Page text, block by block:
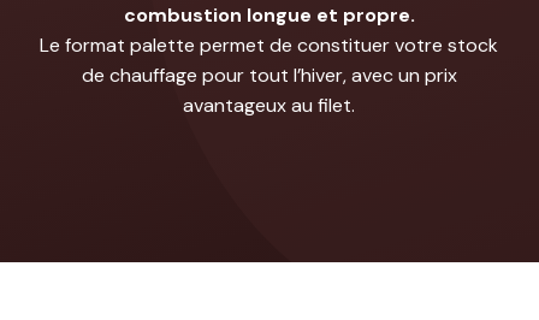
combustion longue et propre.
Le format palette permet de constituer votre stock
de chauffage pour tout l’hiver, avec un prix
avantageux au filet.